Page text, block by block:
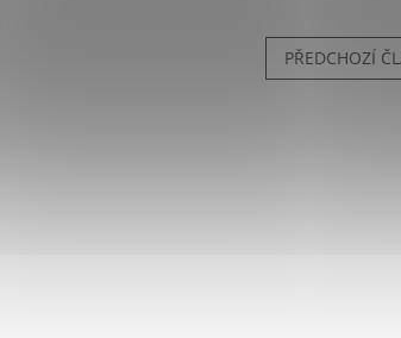
PŘEDCHOZÍ